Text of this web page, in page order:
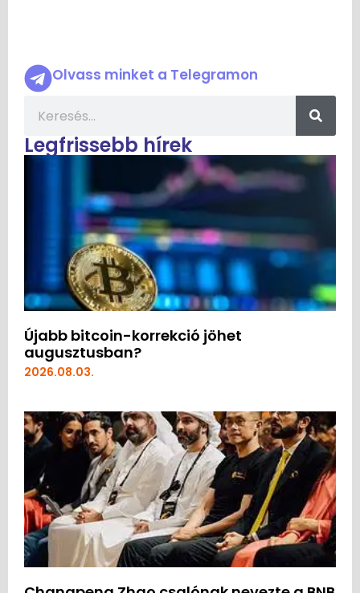
Olvass minket a Telegramon
Legfrissebb hírek
Újabb bitcoin-korrekció jöhet
augusztusban?
2026.08.03.